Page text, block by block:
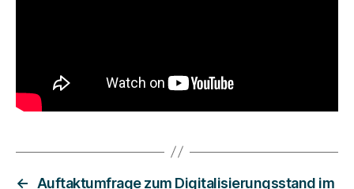
← Auftaktumfrage zum Digitalisierungsstand im